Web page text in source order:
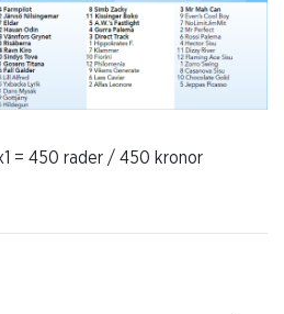
= 450 rader / 450 kronor